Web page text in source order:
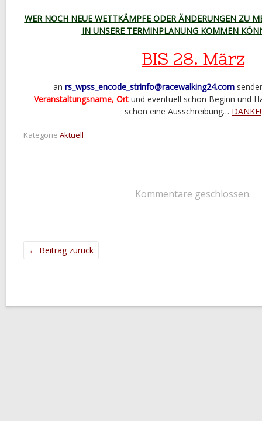
WER NOCH NEUE WETTKÄMPFE ODER ÄNDERUNGEN ZU
IN UNSERE TERMINPLANUNG KOMMEN
BIS 28. März
an rs_wpss_encode_strinfo@racewalking24.com
Veranstaltungsname, Ortund eventuell schon Beginn und
schon eine Ausschreibung… DANKE!
Kategorie Aktuell
Kommentare geschlossen.
← Beitrag zurück